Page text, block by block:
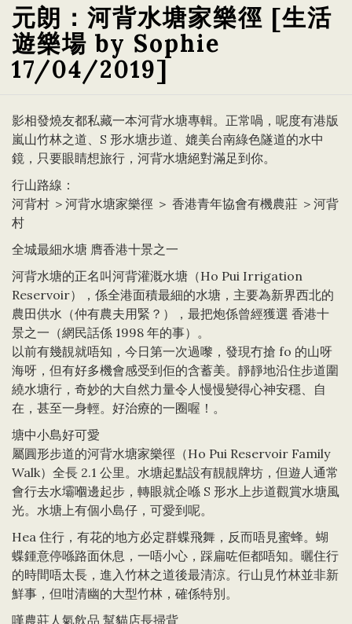
元朗：河背水塘家樂徑 [生活
遊樂場 by Sophie
17/04/2019]
影相發燒友都私藏一本河背水塘專輯。正常喎，呢度有港版
嵐山竹林之道、S 形水塘步道、媲美台南綠色隧道的水中
鏡，只要眼睛想旅行，河背水塘絕對滿足到你。
行山路線：
河背村 ＞河背水塘家樂徑 ＞ 香港青年協會有機農莊 ＞河背
村
全城最細水塘 膺香港十景之一
河背水塘的正名叫河背灌溉水塘（Ho Pui Irrigation
Reservoir），係全港面積最細的水塘，主要為新界西北的
農田供水（仲有農夫用緊？），最把炮係曾經獲選 香港十
景之一（網民話係 1998 年的事）。
以前有幾靚就唔知，今日第一次過嚟，發現冇搶 fo 的山呀
海呀，但有好多機會感受到佢的含蓄美。靜靜地沿住步道圍
繞水塘行，奇妙的大自然力量令人慢慢變得心神安穩、自
在，甚至一身輕。好治療的一圈喔！。
塘中小島好可愛
屬圓形步道的河背水塘家樂徑（Ho Pui Reservoir Family
Walk）全長 2.1 公里。水塘起點設有靚靚牌坊，但遊人通常
會行去水壩嗰邊起步，轉眼就企喺 S 形水上步道觀賞水塘風
光。水塘上有個小島仔，可愛到呢。
Hea 住行，有花的地方必定群蝶飛舞，反而唔見蜜蜂。蝴
蝶鍾意停喺路面休息，一唔小心，踩扁咗佢都唔知。曬住行
的時間唔太長，進入竹林之道後最清涼。行山見竹林並非新
鮮事，但咁清幽的大型竹林，確係特別。
嘆農莊人氣飲品 幫貓店長掃背